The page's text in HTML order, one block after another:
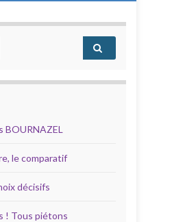
BOURNAZEL
le comparatif
décisifs
! Tous piétons